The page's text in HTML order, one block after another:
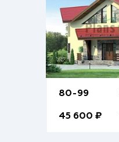
80-99
45 600 ₽